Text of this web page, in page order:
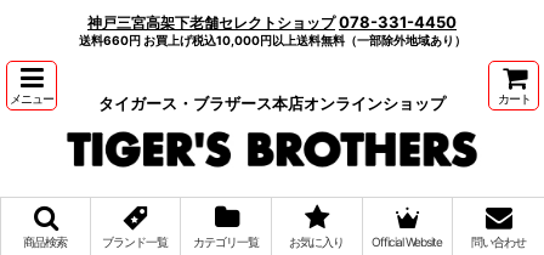
神戸三宮高架下老舗セレクトショップ 078-331-4450
送料660円 お買上げ税込10,000円以上送料無料（一部除外地域あり）
メニュー タイガース・ブラザース本店オンラインショップ カート
商品検索 ブランド一覧 カテゴリ一覧 お気に入り Official Website 問い合わせ